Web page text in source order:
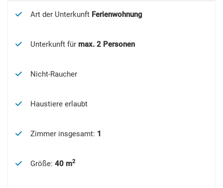
Art der Unterkunft Ferienwohnung
Unterkunft für max. 2 Personen
Nicht-Raucher
Haustiere erlaubt
Zimmer insgesamt: 1
Größe: 40 m2